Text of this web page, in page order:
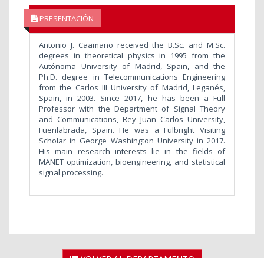
PRESENTACIÓN
Antonio J. Caamaño received the B.Sc. and M.Sc.
degrees in theoretical physics in 1995 from the
Autónoma University of Madrid, Spain, and the
Ph.D. degree in Telecommunications Engineering
from the Carlos III University of Madrid, Leganés,
Spain, in 2003. Since 2017, he has been a Full
Professor with the Department of Signal Theory
and Communications, Rey Juan Carlos University,
Fuenlabrada, Spain. He was a Fulbright Visiting
Scholar in George Washington University in 2017.
His main research interests lie in the fields of
MANET optimization, bioengineering, and statistical
signal processing.